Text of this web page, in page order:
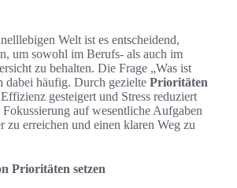
Welt ist es entscheidend,
um sowohl im Berufs- als auch im
zu behalten. Die Frage „Was ist
dabei häufig. Durch gezielte Prioritäten
gesteigert und Stress reduziert
auf wesentliche Aufgaben
zu erreichen und einen klaren Weg zu
Prioritäten setzen